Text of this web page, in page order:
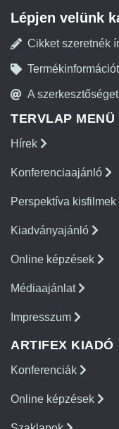
Lépjen velünk
Cikket szeretnék
A
TERVLAP MENÜ
Hírek
Konferenciaajánló
Perspektíva kisfilmek
Kiadványajánló
Online képzések
Médiaajánlat
Impresszum
ARTIFEX KIADÓ
Konferenciák
Online képzések